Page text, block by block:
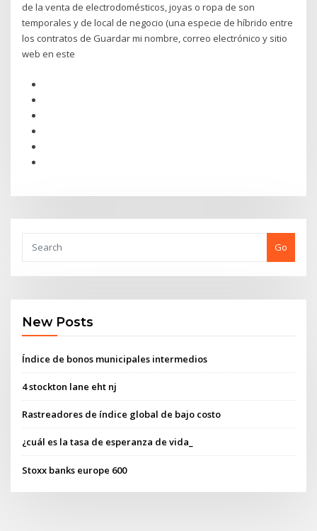
de la venta de electrodomésticos, joyas o ropa de son
temporales y de local de negocio (una especie de híbrido entre
los contratos de Guardar mi nombre, correo electrónico y sitio
web en este
Go
New Posts
Índice de bonos municipales intermedios
4 stockton lane eht nj
Rastreadores de índice global de bajo costo
¿cuál es la tasa de esperanza de vida_
Stoxx banks europe 600